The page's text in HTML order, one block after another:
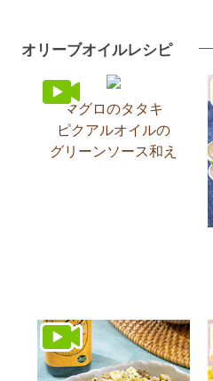
オリーブオイルレシピ
マグロのタタキ
ピクアルオイルの
グリーンソース和え